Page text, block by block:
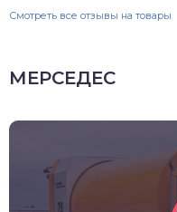
Смотреть все отзывы на товары
МЕРСЕДЕС